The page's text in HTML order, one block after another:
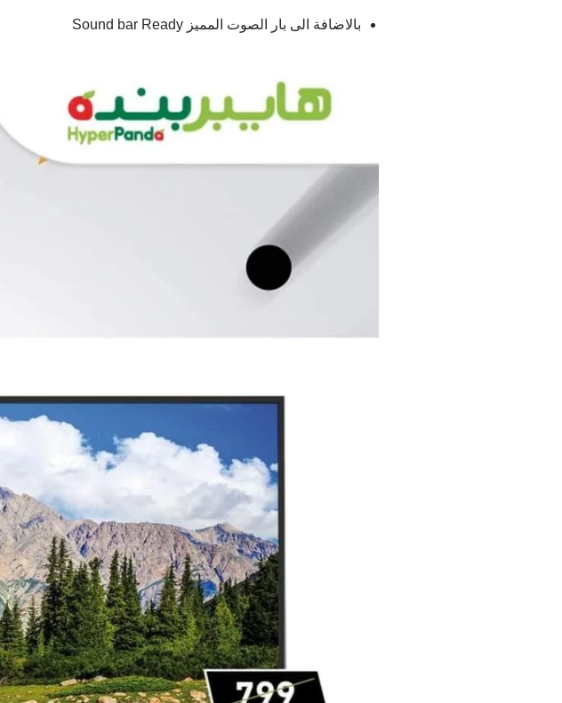
بالاضافة الى بار الصوت المميز Sound bar Ready